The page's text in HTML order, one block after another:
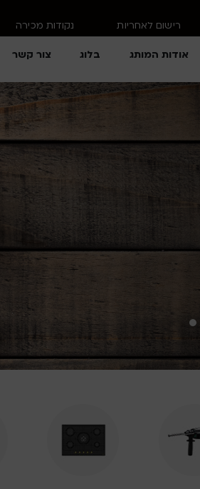
אודות המותג בלוג צור קשר
רישום לאחריות נקודות מכירה